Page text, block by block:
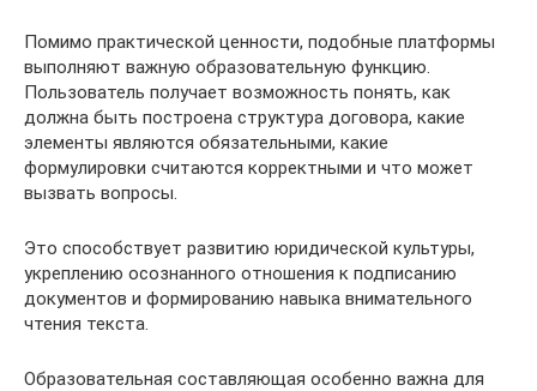
Помимо практической ценности, подобные платформы
выполняют важную образовательную функцию.
Пользователь получает возможность понять, как
должна быть построена структура договора, какие
элементы являются обязательными, какие
формулировки считаются корректными и что может
вызвать вопросы.
Это способствует развитию юридической культуры,
укреплению осознанного отношения к подписанию
документов и формированию навыка внимательного
чтения текста.
Образовательная составляющая особенно важна для